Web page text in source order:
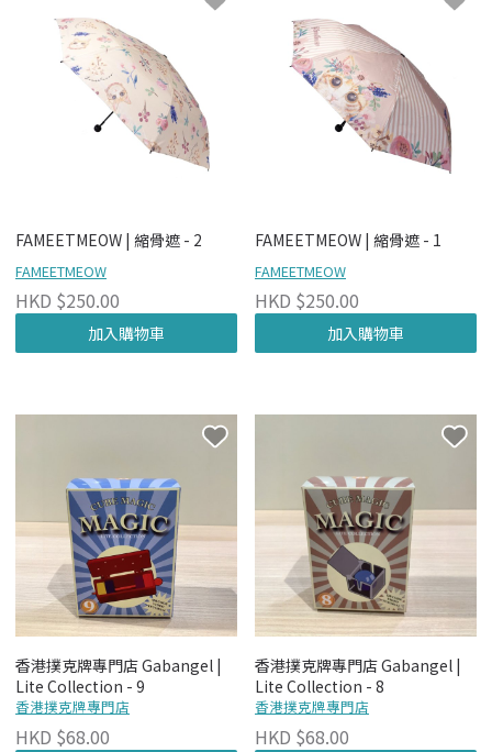
FAMEETMEOW | 縮骨遮 - 2
FAMEETMEOW
HKD $250.00
加入購物車
FAMEETMEOW | 縮骨遮 - 1
FAMEETMEOW
HKD $250.00
加入購物車
香港撲克牌專門店 Gabangel |
Lite Collection - 9
香港撲克牌專門店
HKD $68.00
香港撲克牌專門店 Gabangel |
Lite Collection - 8
香港撲克牌專門店
HKD $68.00